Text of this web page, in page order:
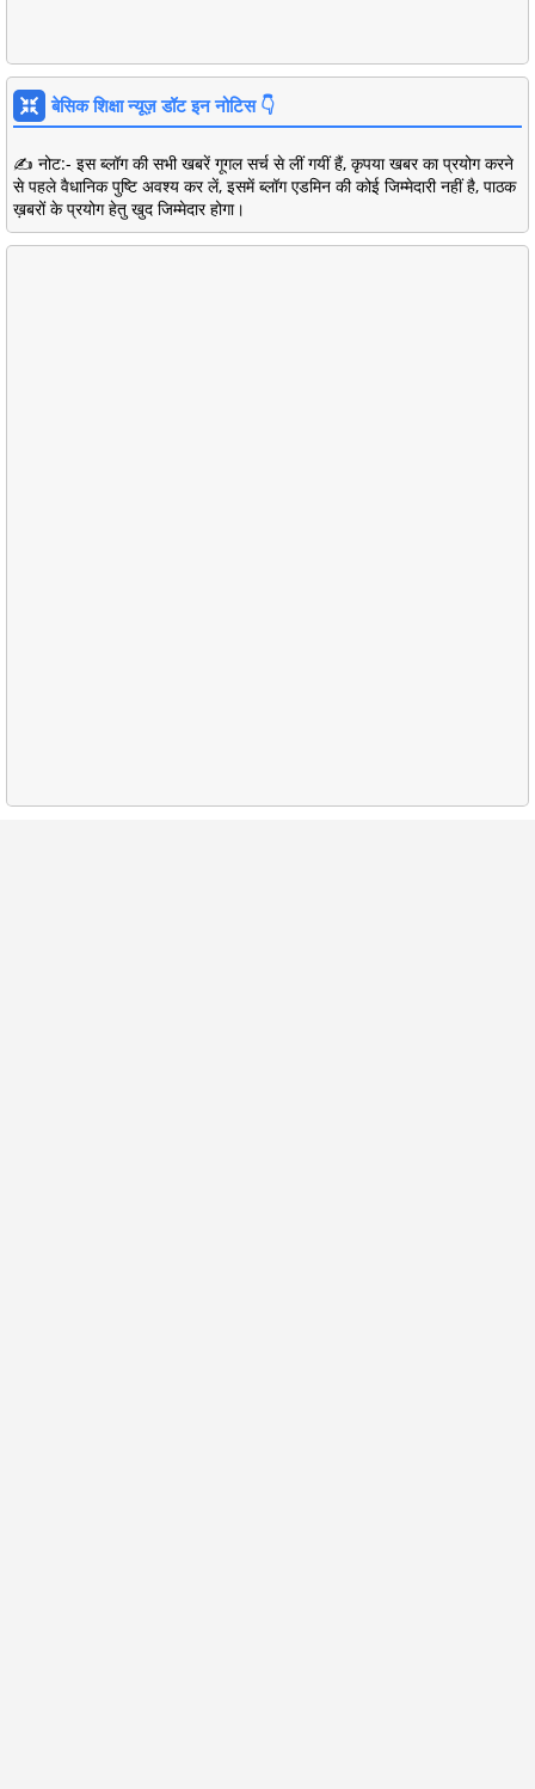
बेसिक शिक्षा न्यूज़ डॉट इन नोटिस 👇
✍️ नोट:- इस ब्लॉग की सभी खबरें गूगल सर्च से लीं गयीं हैं, कृपया खबर का प्रयोग करने
से पहले वैधानिक पुष्टि अवश्य कर लें, इसमें ब्लॉग एडमिन की कोई जिम्मेदारी नहीं है, पाठक
ख़बरों के प्रयोग हेतु खुद जिम्मेदार होगा।